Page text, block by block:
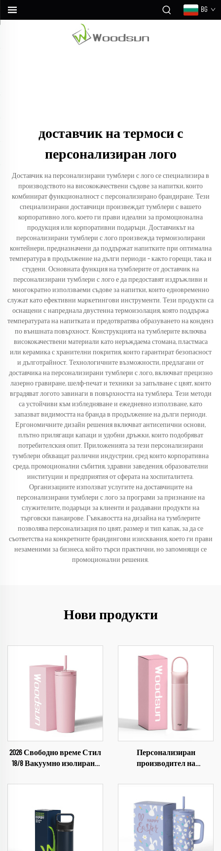
BG
доставчик на термоси с
персонализиран лого
Доставчик на персонализирани тумблери с лого се специализира в
производството на висококачествени съдове за напитки, които
комбинират функционалност с персонализирано брандиране. Тези
специализирани доставчици произвеждат тумблери с вашето
корпоративно лого, което ги прави идеални за промоционална
продукция или корпоративни подаръци. Доставчикът на
персонализирани тумблери с лого произвежда термоизолирани
контейнери, предназначени да поддържат напитките при оптимална
температура в продължение на дълги периоди – както горещи, така и
студени. Основната функция на тумблерите от доставчик на
персонализирани тумблери с лого е да предоставят издръжливи и
многократно използваеми съдове за напитки, които едновременно
служат като ефективни маркетингови инструменти. Тези продукти са
оснащени с напреднала двустенна термоизолация, която поддържа
температурата на напитката и предотвратява образуването на конденз
по външната повърхност. Конструкцията на тумблерите включва
висококачествени материали като неръждаема стомана, пластмаса
или керамика с хранителни покрития, които гарантират безопасност
и дълготрайност. Технологичните възможности, предлагани от
доставчика на персонализирани тумблери с лого, включват прецизно
лазерно гравиране, шелф-печат и техники за запълване с цвят, които
вградяват логото завинаги в повърхността на тумблера. Тези методи
са устойчиви към избледняване и ежедневно използване, като
запазват видимостта на бранда в продължение на дълги периоди.
Ергономичните дизайн решения включват антисепични основи,
плътно прилягащи капаци и удобни дръжки, които подобряват
потребителския опит. Приложенията за тези персонализирани
тумблери обхващат различни индустрии, сред които корпоративна
среда, промоционални събития, здравни заведения, образователни
институции и предприятия от сферата на хоспиталитета.
Организациите използват услугите на доставчиците на
персонализирани тумблери с лого за програми за признание на
служителите, подаръци за клиенти и раздавани продукти на
търговски панаирове. Гъвкавостта на дизайна на тумблерите
позволява персонализация по цвят, размер и тип капак, за да се
съответства на конкретните брандингови изисквания, което ги прави
незаменими за бизнеса, който търси практични, но запомнящи се
промоционални решения.
Нови продукти
2026 Свободно време Стил
18/8 Вакуумно изолирана
сламка за вода
Персонализиран
производител на
термоси от неръждаема
стомана за деца